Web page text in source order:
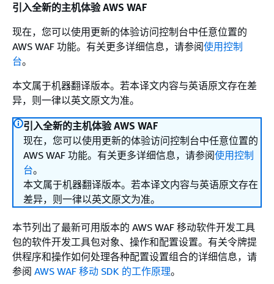
引入全新的主机体验 AWS WAF
现在，您可以使用更新的体验访问控制台中任意位置的
AWS WAF 功能。有关更多详细信息，请参阅使用控制
台。
本文属于机器翻译版本。若本译文内容与英语原文存在差
异，则一律以英文原文为准。
引入全新的主机体验 AWS WAF
现在，您可以使用更新的体验访问控制台中任意位置的
AWS WAF 功能。有关更多详细信息，请参阅使用控制
台。
本文属于机器翻译版本。若本译文内容与英语原文存在
差异，则一律以英文原文为准。
本节列出了最新可用版本的 AWS WAF 移动软件开发工具
包的软件开发工具包对象、操作和配置设置。有关令牌提
供程序和操作如何处理各种配置设置组合的详细信息，请
参阅 AWS WAF 移动 SDK 的工作原理。